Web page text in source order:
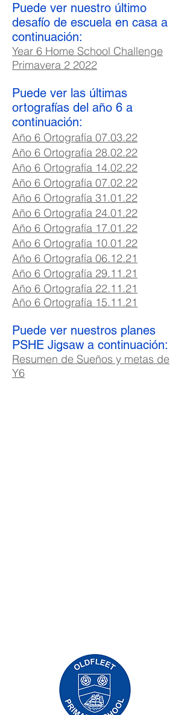
Puede ver nuestro último
desafío de escuela en casa a
continuación:
Year 6 Home School Challenge
Primavera 2 2022
Puede ver las últimas
ortografías del año 6 a
continuación:
Año 6 Ortografía 07.03.22
Año 6 Ortografía 28.02.22
Año 6 Ortografía 14.02.22
Año 6 Ortografía 07.02.22
Año 6 Ortografía 31.01.22
Año 6 Ortografía 24.01.22
Año 6 Ortografía 17.01.22
Año 6 Ortografía 10.01.22
Año 6 Ortografía 06.12.21
Año 6 Ortografía 29.11.21
Año 6 Ortografía 22.11.21
Año 6 Ortografía 15.11.21
Puede ver nuestros planes
PSHE Jigsaw a continuación:
Resumen de Sueños y metas de
Y6